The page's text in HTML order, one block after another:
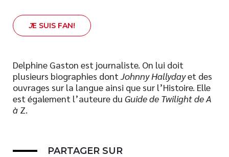
Spiritualité
Famille
Témoignages
Vie pratique
Finances
Livres audio
JE SUIS FAN!
Delphine Gaston est journaliste. On lui doit
plusieurs biographies dont Johnny Hallydayet des
ouvrages sur la langue ainsi que sur l’Histoire. Elle
est également l’auteure du Guide de Twilightde A
à Z.
PARTAGER SUR